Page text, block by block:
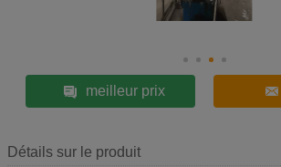
meilleur prix
Détails sur le produit